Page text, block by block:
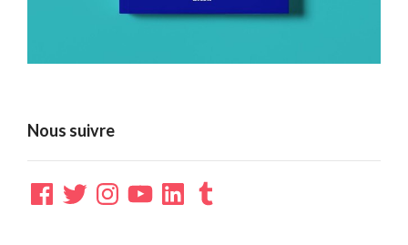
Nous suivre
Facebook
TwitterInstagramYouTubeLinkedInTumblr